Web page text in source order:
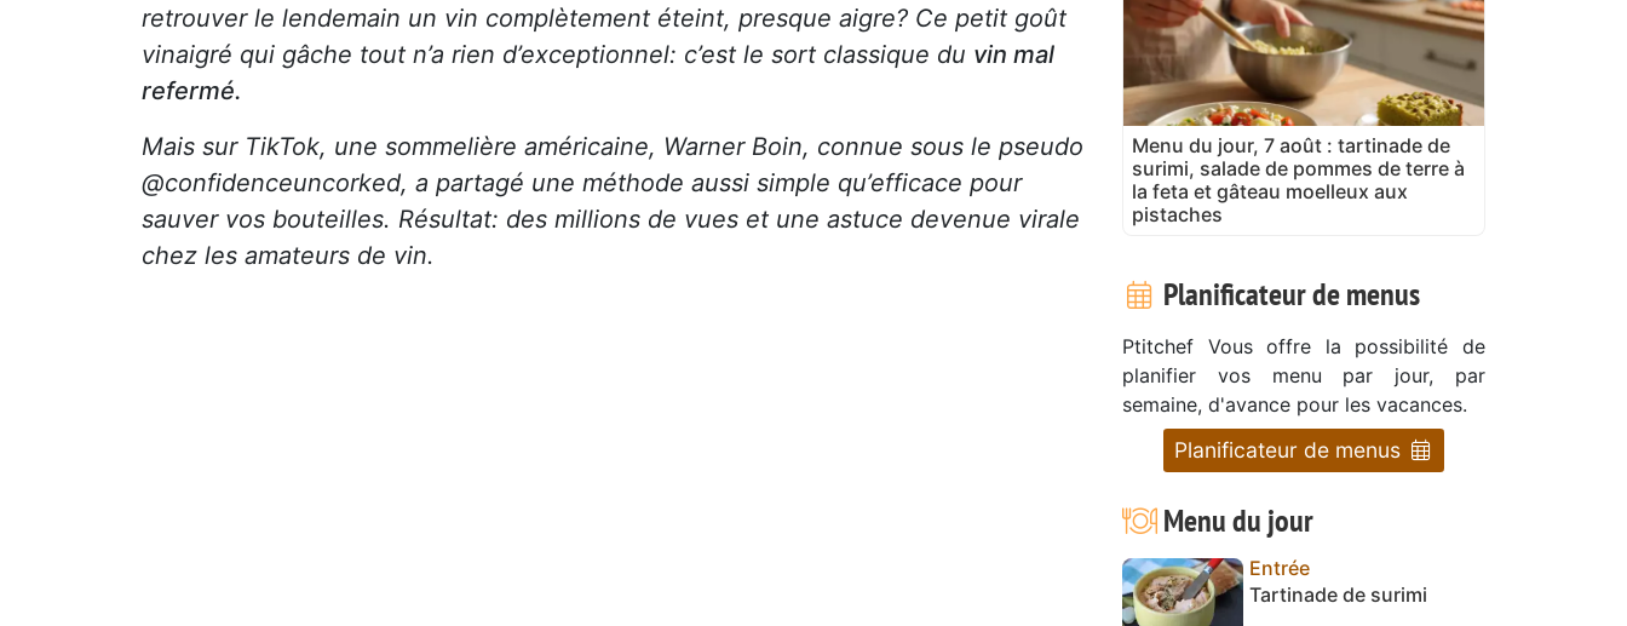
retrouver le lendemain un vin complètement éteint, presque aigre? Ce petit goût
vinaigré qui gâche tout n’a rien d’exceptionnel: c’est le sort classique du vin mal
refermé.
Mais sur TikTok, une sommelière américaine, Warner Boin, connue sous le pseudo
@confidenceuncorked, a partagé une méthode aussi simple qu’efficace pour
sauver vos bouteilles. Résultat: des millions de vues et une astuce devenue virale
chez les amateurs de vin.
Menu du jour, 7 août : tartinade de
surimi, salade de pommes de terre à
la feta et gâteau moelleux aux
pistaches
Planificateur de menus
Ptitchef Vous offre la possibilité de
planifier vos menu par jour, par
semaine, d'avance pour les vacances.
Planificateur de menus
Menu du jour
Entrée
Tartinade de surimi